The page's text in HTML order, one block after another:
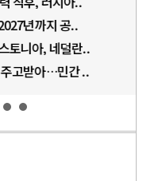
년까지 공..
토니아, 네덜란..
주고받아…민간 ..